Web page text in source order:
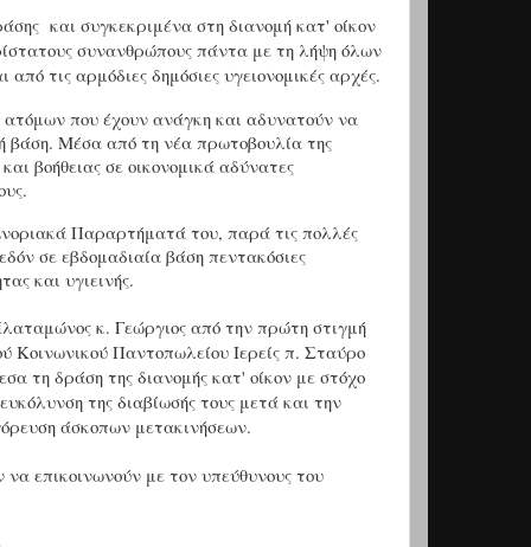
και συγκεκριμένα στη διανομή κατ' οίκον
συνανθρώπους πάντα με τη λήψη όλων
τις αρμόδιες δημόσιες υγειονομικές αρχές.
που έχουν ανάγκη και αδυνατούν να
βάση. Μέσα από τη νέα πρωτοβουλία της
βοήθειας σε οικονομικά αδύνατες
Παραρτήματά του, παρά τις πολλές
σε εβδομαδιαία βάση πεντακόσιες
και υγιεινής.
κ. Γεώργιος από την πρώτη στιγμή
Κοινωνικού Παντοπωλείου Ιερείς π. Σταύρο
τη δράση της διανομής κατ' οίκον με στόχο
της διαβίωσής τους μετά και την
άσκοπων μετακινήσεων.
επικοινωνούν με τον υπεύθυνους του